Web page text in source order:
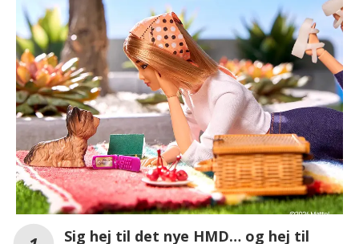
Sig hej til det nye HMD… og hej til